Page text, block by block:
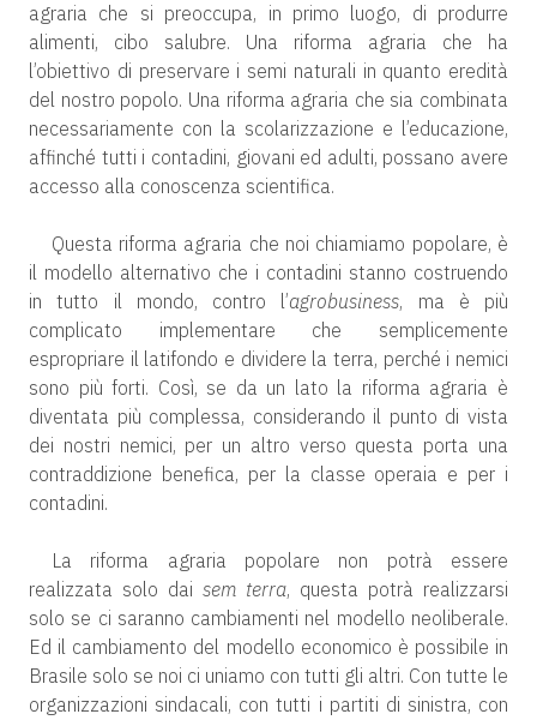
agraria che si preoccupa, in primo luogo, di produrre
alimenti, cibo salubre. Una riforma agraria che ha
l’obiettivo di preservare i semi naturali in quanto eredità
del nostro popolo. Una riforma agraria che sia combinata
necessariamente con la scolarizzazione e l’educazione,
affinché tutti i contadini, giovani ed adulti, possano avere
accesso alla conoscenza scientifica.
Questa riforma agraria che noi chiamiamo popolare, è
il modello alternativo che i contadini stanno costruendo
in tutto il mondo, contro l’agrobusiness, ma è più
complicato implementare che semplicemente
espropriare il latifondo e dividere la terra, perché i nemici
sono più forti. Così, se da un lato la riforma agraria è
diventata più complessa, considerando il punto di vista
dei nostri nemici, per un altro verso questa porta una
contraddizione benefica, per la classe operaia e per i
contadini.
La riforma agraria popolare non potrà essere
realizzata solo dai sem terra, questa potrà realizzarsi
solo se ci saranno cambiamenti nel modello neoliberale.
Ed il cambiamento del modello economico è possibile in
Brasile solo se noi ci uniamo con tutti gli altri. Con tutte le
organizzazioni sindacali, con tutti i partiti di sinistra, con